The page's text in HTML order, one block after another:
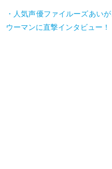
・人気声優ファイルーズあい
ウーマンに直撃インタビュー！